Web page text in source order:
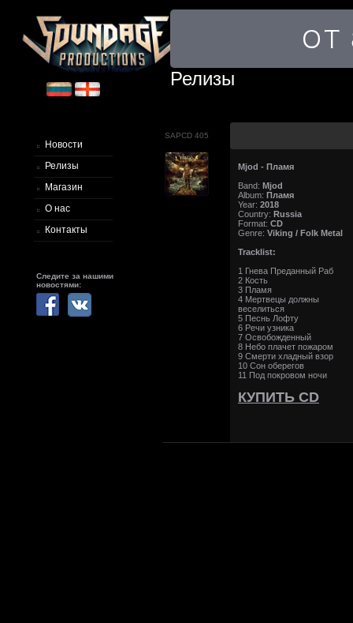
Новости
Релизы
Магазин
О нас
Контакты
Следите за нашими
новостями:
Релизы
SAPCD 405
Mjod - Пламя
Band: Mjod
Album: Пламя
Year: 2018
Country: Russia
Format: CD
Genre: Viking / Folk Metal
Tracklist:
1 Гнева Преданный Раб
2 Кость
3 Пламя
4 Мертвецы должны
веселиться
5 Песнь Лофту
6 Речи узника
7 Освобожденный
8 Небо плачет пожаром
9 Смерти хладный взор
10 Сон оберегов
11 Под покровом ночи
КУПИТЬ CD